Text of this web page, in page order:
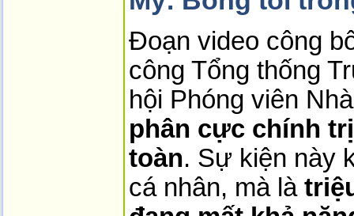
Đoạn video công
công Tổng thống
hội Phóng viên
phân cực chính
toàn. Sự kiện này
cá nhân, mà là